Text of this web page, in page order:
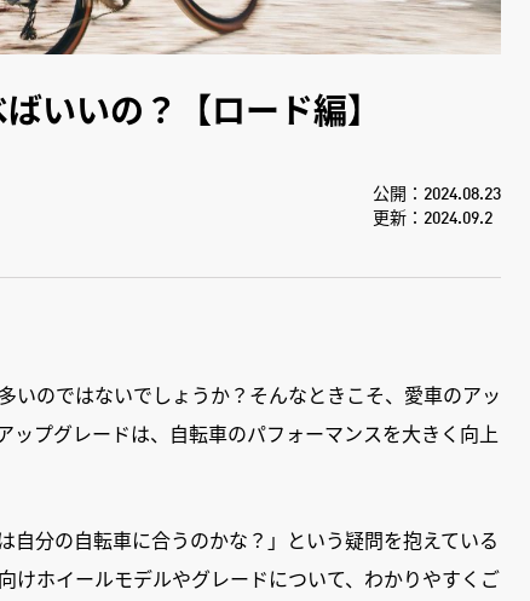
いいの？【ロード編】
公開：2024.08.23
更新：2024.09.2
のではないでしょうか？そんなときこそ、愛車のアッ
プグレードは、自転車のパフォーマンスを大きく向上
自分の自転車に合うのかな？」という疑問を抱えている
けホイールモデルやグレードについて、わかりやすくご